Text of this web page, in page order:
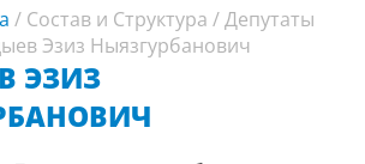
/ Состав и Структура /Депутаты
Эзиз Ныязгурбанович
ЭЗИЗ